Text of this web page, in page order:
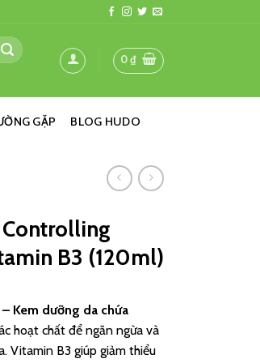
0₫
GẶP BLOG HUDO
Controlling
B3 (120ml)
Kem dưỡng da chứa
hoạt chất để ngăn ngừa và
Vitamin B3 giúp giảm thiểu